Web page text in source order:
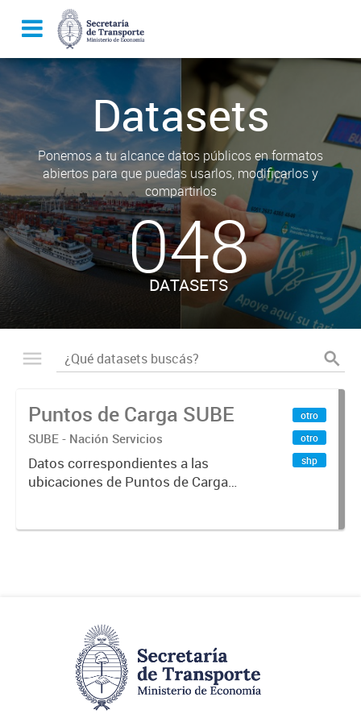
Datasets
Ponemos a tu alcance datos públicos en formatos
abiertos para que puedas usarlos, modificarlos y
compartirlos
048
DATASETS
Puntos de Carga SUBE
SUBE - Nación Servicios
Datos correspondientes a las
ubicaciones de Puntos de Carga
otro
otro
shp